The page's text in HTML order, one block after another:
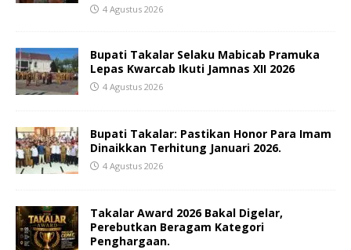
4 Agustus 2026
Bupati Takalar Selaku Mabicab Pramuka
Lepas Kwarcab Ikuti Jamnas XII 2026
4 Agustus 2026
Bupati Takalar: Pastikan Honor Para Imam
Dinaikkan Terhitung Januari 2026.
4 Agustus 2026
Takalar Award 2026 Bakal Digelar,
Perebutkan Beragam Kategori
Penghargaan.